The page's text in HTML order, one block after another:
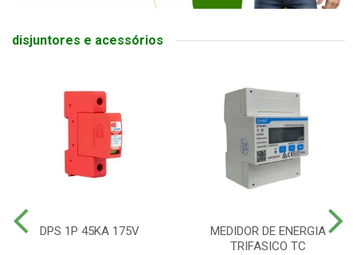
disjuntores e acessórios
DPS 1P 45KA 175V
MEDIDOR DE ENERGIA
TRIFASICO TC